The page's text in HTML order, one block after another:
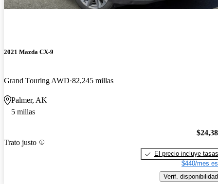
2021 Mazda CX-9
Grand Touring AWD 82,245 millas
Palmer, AK
5 millas
Trato justo
El precio incluye tasas
$440/mes
Verif. disponibilidad